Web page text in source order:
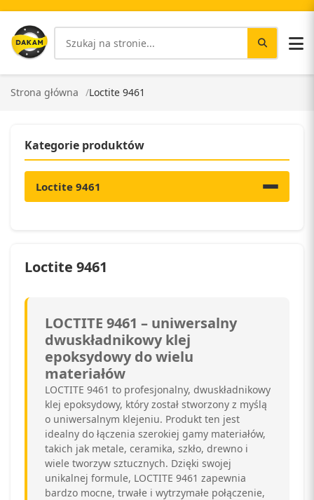
Strona główna Loctite 9461
Kategorie produktów
Loctite 9461
Loctite 9461
LOCTITE 9461 – uniwersalny
dwuskładnikowy klej
epoksydowy do wielu
materiałów
LOCTITE 9461 to profesjonalny, dwuskładnikowy
klej epoksydowy, który został stworzony z myślą
o uniwersalnym klejeniu. Produkt ten jest
idealny do łączenia szerokiej gamy materiałów,
takich jak metale, ceramika, szkło, drewno i
wiele tworzyw sztucznych. Dzięki swojej
unikalnej formule, LOCTITE 9461 zapewnia
bardzo mocne, trwałe i wytrzymałe połączenie,